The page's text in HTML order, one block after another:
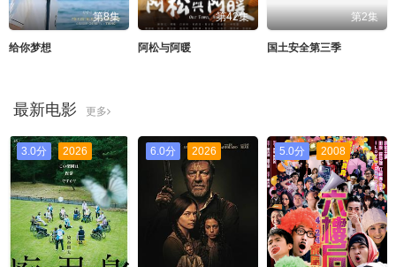
第8集
给你梦想
第42集
阿松与阿暖
第2集
国土安全第三季
最新电影 更多
3.0分 2026 6.0分 2026 5.0分 2008